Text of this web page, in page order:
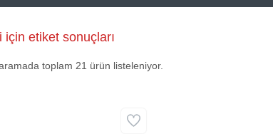
için etiket sonuçları
toplam 21 ürün listeleniyor.